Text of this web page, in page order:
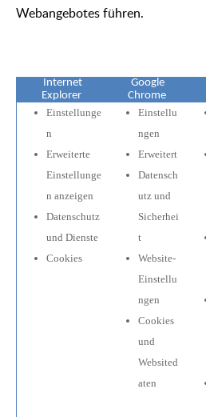
Webangebotes führen.
Internet
Explorer
Google
Chrome
Einstellunge
n
Erweiterte
Einstellunge
n anzeigen
Datenschutz
und Dienste
Cookies
Einstellu
ngen
Erweitert
Datensch
utz und
Sicherhei
t
Website-
Einstellu
ngen
Cookies
und
Websited
aten